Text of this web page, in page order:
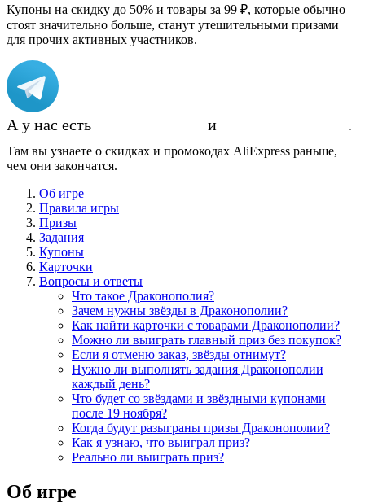
Купоны на скидку до 50% и товары за 99 ₽, которые обычно
стоят значительно больше, станут утешительными призами
для прочих активных участников.
А у нас есть и .
Там вы узнаете о скидках и промокодах AliExpress раньше,
чем они закончатся.
Об игре
Правила игры
Призы
Задания
Купоны
Карточки
Вопросы и ответы
Что такое Драконополия?
Зачем нужны звёзды в Драконополии?
Как найти карточки с товарами Драконополии?
Можно ли выиграть главный приз без покупок?
Если я отменю заказ, звёзды отнимут?
Нужно ли выполнять задания Драконополии
каждый день?
Что будет со звёздами и звёздными купонами
после 19 ноября?
Когда будут разыграны призы Драконополии?
Как я узнаю, что выиграл приз?
Реально ли выиграть приз?
Об игре